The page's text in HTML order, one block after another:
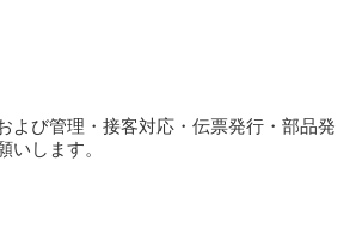
よび管理・接客対応・伝票発行・部品発
いします。